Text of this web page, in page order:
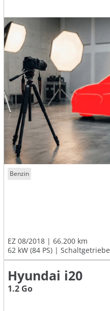
Benzin
EZ 08/2018
66.200 km
62 kW (84 PS)
Schaltgetriebe
Hyundai i20
1.2 Go